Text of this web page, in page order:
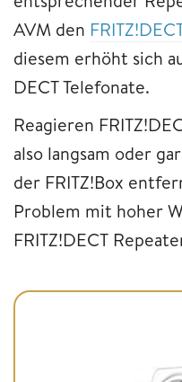
AVM den
diesem erhöht sich
DECT Telefonate.
Reagieren
also langsam oder
der FRITZ!Box
Problem mit hoher
FRITZ!DECT